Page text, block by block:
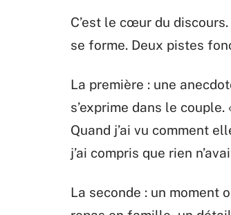
C’est le cœur du
se forme. Deux pistes
La première : une
s’exprime dans le
Quand j’ai vu comment
j’ai compris que rien
La seconde : un moment